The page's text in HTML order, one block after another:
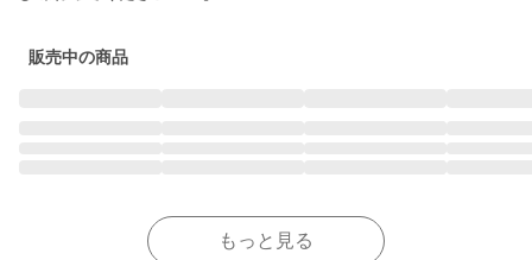
販売中の商品
もっと見る